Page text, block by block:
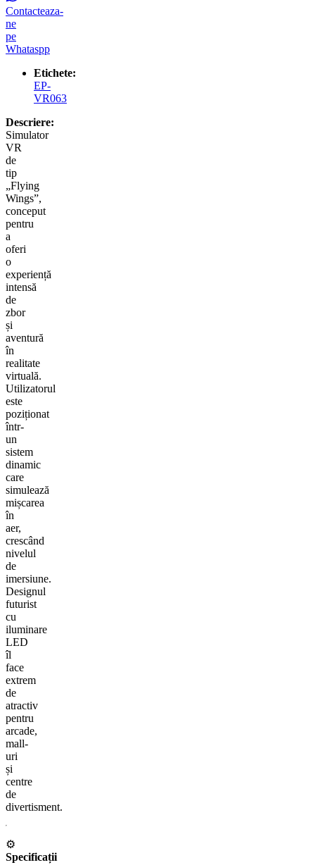
Contacteaza-
ne
pe
Whataspp
Etichete:
EP-
VR063
Descriere:
Simulator
VR
de
tip
„Flying
Wings”,
conceput
pentru
a
oferi
o
experiență
intensă
de
zbor
și
aventură
în
realitate
virtuală.
Utilizatorul
este
poziționat
într-
un
sistem
dinamic
care
simulează
mișcarea
în
aer,
crescând
nivelul
de
imersiune.
Designul
futurist
cu
iluminare
LED
îl
face
extrem
de
atractiv
pentru
arcade,
mall-
uri
și
centre
de
divertisment.
⚙️
Specificații